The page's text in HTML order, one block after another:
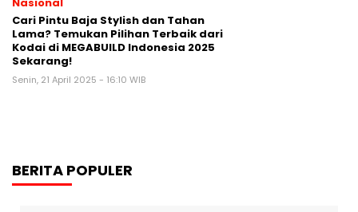
Cari Pintu Baja Stylish dan Tahan
Lama? Temukan Pilihan Terbaik dari
Kodai di MEGABUILD Indonesia 2025
Sekarang!
Senin, 21 April 2025 - 16:10 WIB
BERITA POPULER